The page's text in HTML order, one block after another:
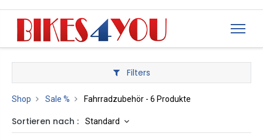
Filters
Shop Sale % Fahrradzubehör - 6 Produkte
Sortieren nach : Standard